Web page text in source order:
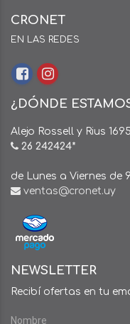
CRONET
EN LAS REDES
¿DÓNDE
Alejo Rossell y Rius
26 242424*
de Lunes a Viernes de
ventas@cronet.uy
NEWSLETTER
Recibí ofertas en tu